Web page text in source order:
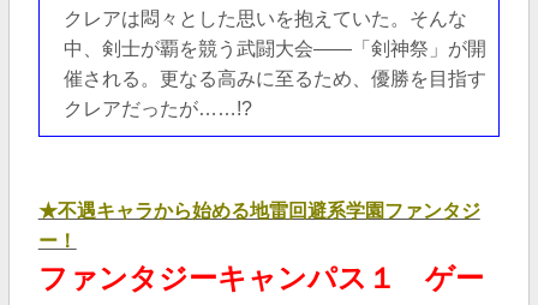
クレアは悶々とした思いを抱えていた。そんな
中、剣士が覇を競う武闘大会――「剣神祭」が開
催される。更なる高みに至るため、優勝を目指す
クレアだったが……!?
★不遇キャラから始める地雷回避系学園ファンタジ
ー！
ファンタジーキャンパス１ ゲー